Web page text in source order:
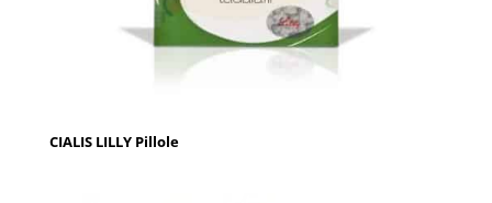
CIALIS LILLY Pillole